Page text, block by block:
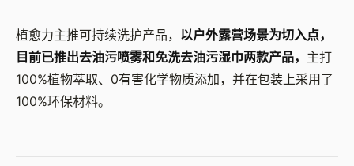
植愈力主推可持续洗护产品， 以户外露营场景为切入点，
目前已推出去油污喷雾和免洗去油污湿巾两款产品， 主打
100%植物萃取、0有害化学物质添加，并在包装上采用了
100%环保材料。